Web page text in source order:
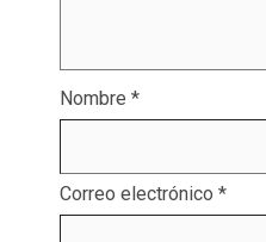
Nombre *
Correo electrónico *